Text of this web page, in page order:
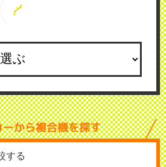
から複合機を探す
する